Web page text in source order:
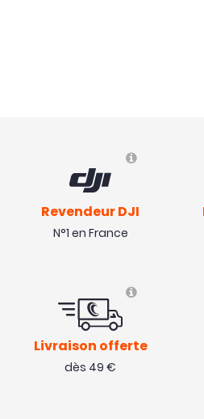
Revendeur DJI
N°1 en France
Livraison offerte
dès 49 €